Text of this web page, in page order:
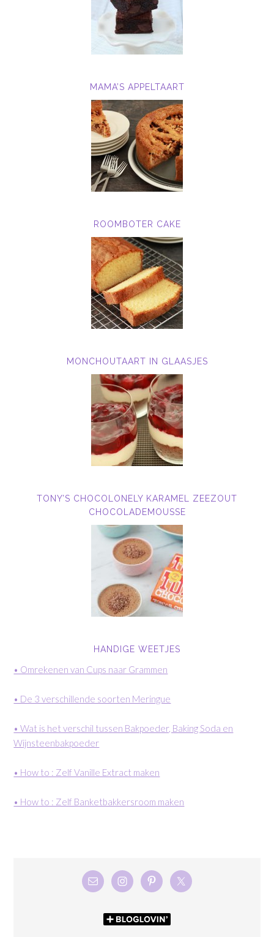
MAMA’S APPELTAART
ROOMBOTER CAKE
MONCHOUTAART IN GLAASJES
TONY’S CHOCOLONELY KARAMEL ZEEZOUT
CHOCOLADEMOUSSE
HANDIGE WEETJES
• Omrekenen van Cups naar Grammen
• De 3 verschillende soorten Meringue
• Wat is het verschil tussen Bakpoeder, Baking Soda en
Wijnsteenbakpoeder
• How to : Zelf Vanille Extract maken
• How to : Zelf Banketbakkersroom maken